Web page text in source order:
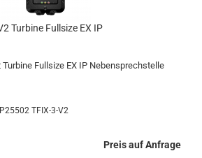
Turbine Fullsize EX IP
Turbine Fullsize EX IP Nebensprechstelle
TFIX-3-V2
Preis auf Anfrage